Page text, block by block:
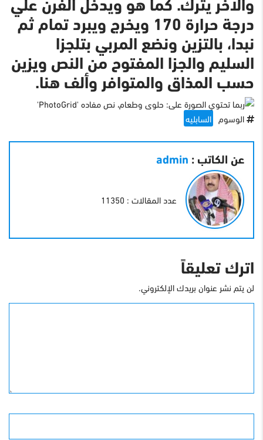
درجة حرارة 170 ويخرج ويبرد تمام ثم
نبدا، بالتزين ونضع المربي بتلجزا
السليم والجزا المفتوح من النص ويزين
حسب المذاق والمتوافر وألف هنا.
الوسوم السابليه
عن الكاتب : admin
عدد المقالات : 11350
اترك تعليقاً
لن يتم نشر عنوان بريدك الإلكتروني.